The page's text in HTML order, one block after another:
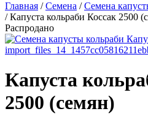
Главная /Семена /Семена
/Капуста кольраби Коссак 2500
Распродано
Капуста
2500 (семян)